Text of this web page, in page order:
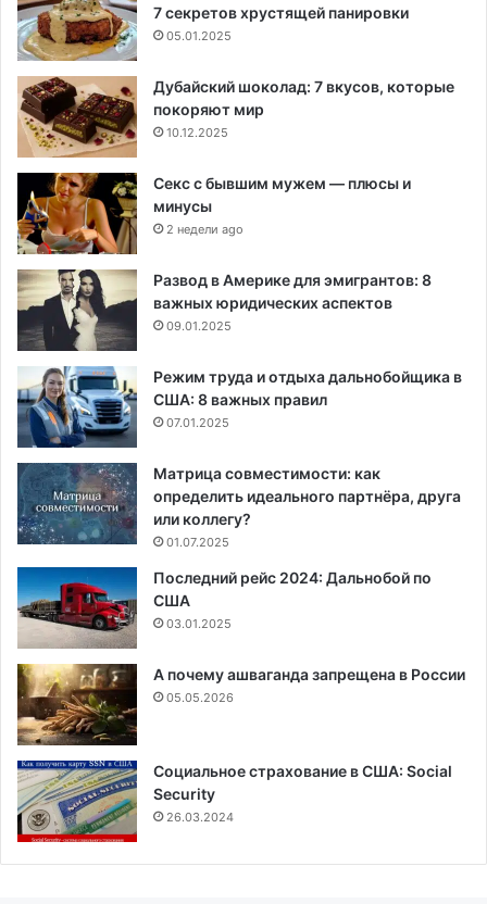
7 секретов хрустящей панировки
05.01.2025
Дубайский шоколад: 7 вкусов, которые
покоряют мир
10.12.2025
Секс с бывшим мужем — плюсы и
минусы
2 недели ago
Развод в Америке для эмигрантов: 8
важных юридических аспектов
09.01.2025
Режим труда и отдыха дальнобойщика в
США: 8 важных правил
07.01.2025
Матрица совместимости: как
определить идеального партнёра, друга
или коллегу?
01.07.2025
Последний рейс 2024: Дальнобой по
США
03.01.2025
А почему ашваганда запрещена в России
05.05.2026
Социальное страхование в США: Social
Security
26.03.2024